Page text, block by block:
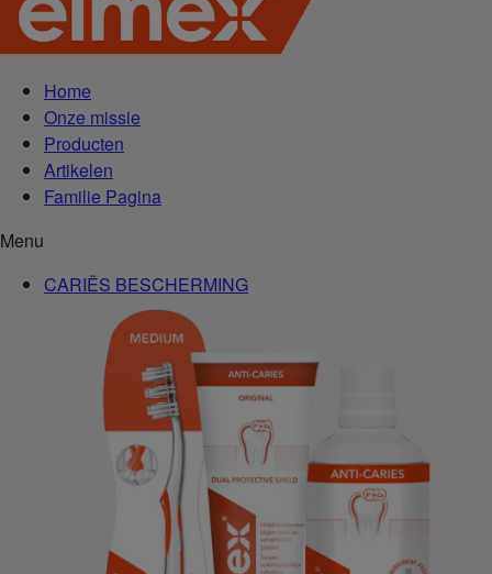
Home
Onze missie
Producten
Artikelen
Familie Pagina
Menu
CARIËS BESCHERMING